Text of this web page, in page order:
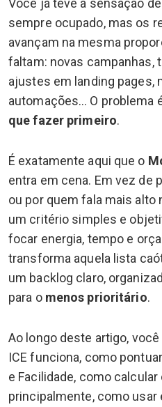
Você já teve a sensação
sempre ocupado, mas os
avançam na mesma
faltam: novas campanhas,
ajustes em landing pages,
automações… O problema
que fazer primeiro.
É exatamente aqui que o
entra em cena. Em vez de
ou por quem fala mais alto
um critério simples e
focar energia, tempo e
transforma aquela lista
um backlog claro,
para o menos prioritário.
Ao longo deste artigo,
ICE funciona, como
e Facilidade, como calcular
principalmente, como usar